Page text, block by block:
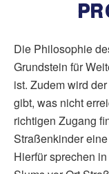
Die Philosophie
Grundstein für
ist. Zudem wird
gibt, was nicht
richtigen Zugang
Straßenkinder
Hierfür sprechen